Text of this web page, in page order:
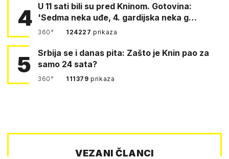
4 U 11 sati bili su pred Kninom. Gotovina:
'Sedma neka uđe, 4. gardijska neka g…
360° 124227prikaza
5
Srbija se i danas pita: Zašto je Knin pao za
samo 24 sata?
360° 111379prikaza
VEZANI ČLANCI